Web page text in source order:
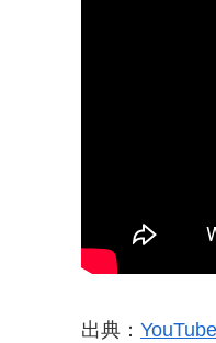
出典： YouTube